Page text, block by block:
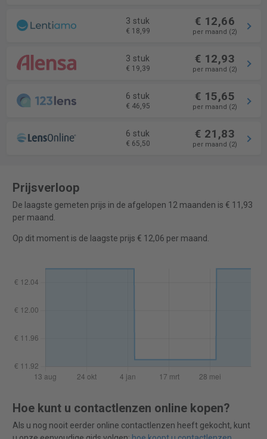
3 stuk
€ 18,99
€ 12,66
per maand (2)
3 stuk
€ 19,39
€ 12,93
per maand (2)
6 stuk
€ 46,95
€ 15,65
per maand (2)
6 stuk
€ 65,50
€ 21,83
per maand (2)
Prijsverloop
De laagste gemeten prijs in de afgelopen 12 maanden is € 11,93
per maand.
Op dit moment is de laagste prijs € 12,06 per maand.
Hoe kunt u contactlenzen online kopen?
Als u nog nooit eerder online contactlenzen heeft gekocht, kunt